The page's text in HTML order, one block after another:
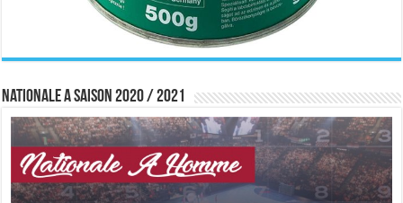
Nationale A saison 2020 / 2021